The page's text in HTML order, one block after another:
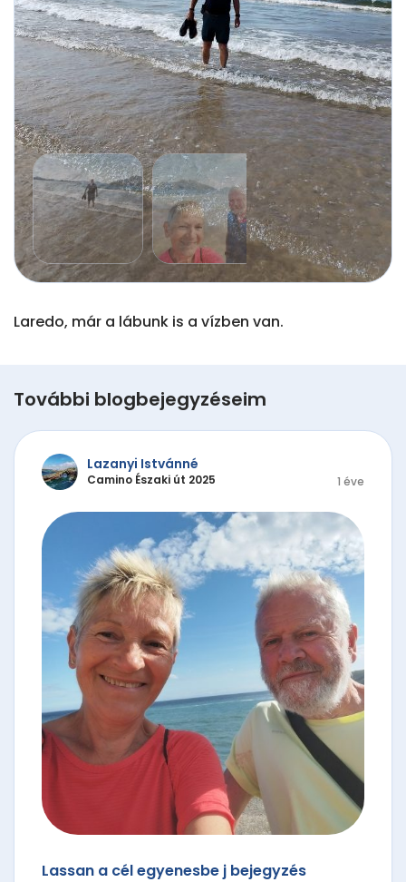
Laredo, már a lábunk is a vízben van.
További blogbejegyzéseim
Lazanyi Istvánné
Camino Északi út 2025 1 éve
Lassan a cél egyenesbe j bejegyzés